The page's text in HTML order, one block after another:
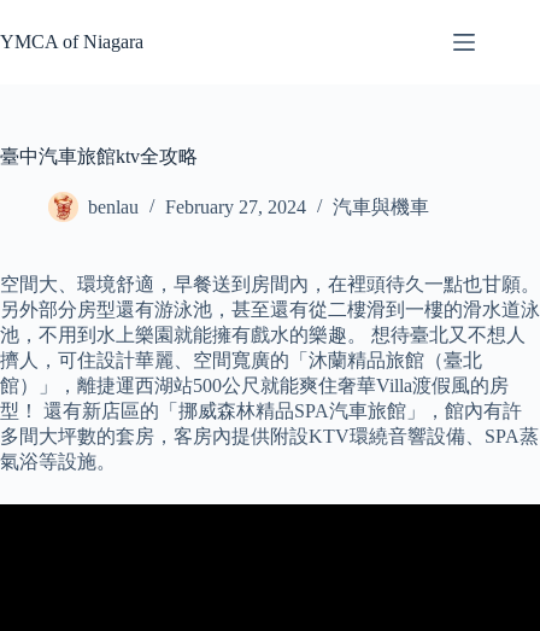
to
content
YMCA of Niagara
臺中汽車旅館ktv全攻略
benlau February 27, 2024 汽車與機車
空間大、環境舒適，早餐送到房間內，在裡頭待久一點也甘願。
另外部分房型還有游泳池，甚至還有從二樓滑到一樓的滑水道泳
池，不用到水上樂園就能擁有戲水的樂趣。 想待臺北又不想人
擠人，可住設計華麗、空間寬廣的「沐蘭精品旅館（臺北
館）」，離捷運西湖站500公尺就能爽住奢華Villa渡假風的房
型！ 還有新店區的「挪威森林精品SPA汽車旅館」，館內有許
多間大坪數的套房，客房內提供附設KTV環繞音響設備、SPA蒸
氣浴等設施。